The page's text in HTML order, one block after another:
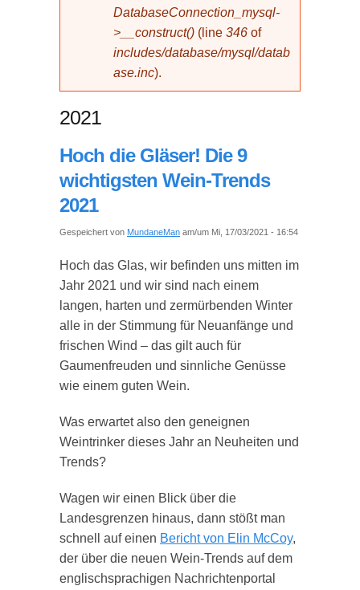
DatabaseConnection_mysql-
>__construct() (line 346 of
includes/database/mysql/datab
ase.inc).
2021
Hoch die Gläser! Die 9
wichtigsten Wein-Trends
2021
Gespeichert von MundaneMan am/um Mi, 17/03/2021 - 16:54
Hoch das Glas, wir befinden uns mitten im
Jahr 2021 und wir sind nach einem
langen, harten und zermürbenden Winter
alle in der Stimmung für Neuanfänge und
frischen Wind – das gilt auch für
Gaumenfreuden und sinnliche Genüsse
wie einem guten Wein.
Was erwartet also den geneignen
Weintrinker dieses Jahr an Neuheiten und
Trends?
Wagen wir einen Blick über die
Landesgrenzen hinaus, dann stößt man
schnell auf einen Bericht von Elin McCoy,
der über die neuen Wein-Trends auf dem
englischsprachigen Nachrichtenportal